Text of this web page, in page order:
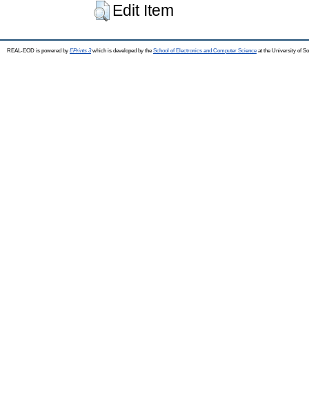
Edit Item
REAL-EOD is powered by EPrints 3which is developed by the School of Electronics and Computer Science at the University of